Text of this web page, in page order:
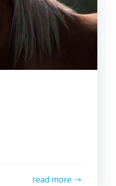
read more